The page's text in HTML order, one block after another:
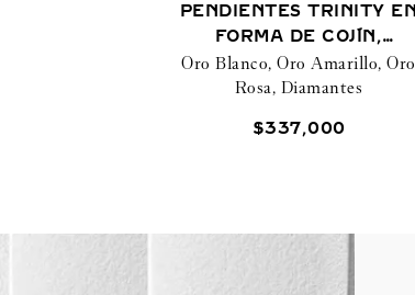
PENDIENTES TRINITY EN
FORMA DE COJÍN,
SEMIPAVÉ
Oro Blanco, Oro Amarillo, Oro
Rosa, Diamantes
$337,000